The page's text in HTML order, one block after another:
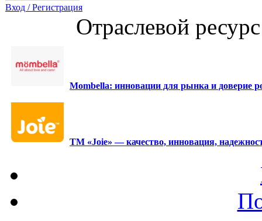
Вход / Регистрация
Отраслевой
Mombella: инновации для рынка и доверие
ТМ «Joie» — качество, инновация,